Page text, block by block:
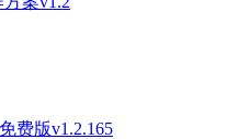
费版v1.2.165